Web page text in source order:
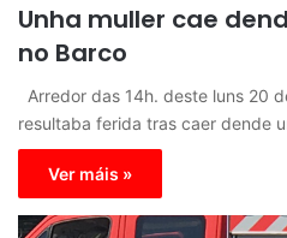
Unha muller cae
no Barco
Arredor das 14h. deste luns 20
resultaba ferida tras caer dende
Ver máis »